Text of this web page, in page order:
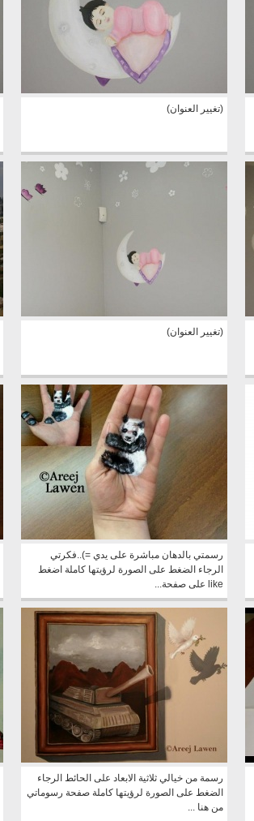
(تغيير العنوان)
(تغيير العنوان)
رسمتي بالدهان مباشرة على يدي =)..فكرتي
الرجاء الضغط على الصورة لرؤيتها كاملة اضغط
like على صفحة...
رسمة من خيالي ثلاثية الابعاد على الحائط الرجاء
الضغط على الصورة لرؤيتها كاملة صفحة رسوماتي
من هنا ...